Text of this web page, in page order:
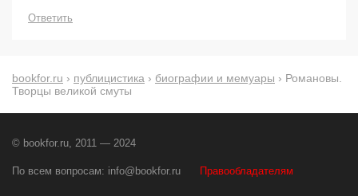
Ответить
bookfor.ru › публицистика › биографии и мемуары › Романовы.
Творцы великой смуты
© bookfor.ru, 2011 — 2024
По всем вопросам: info@bookfor.ru Правообладателям